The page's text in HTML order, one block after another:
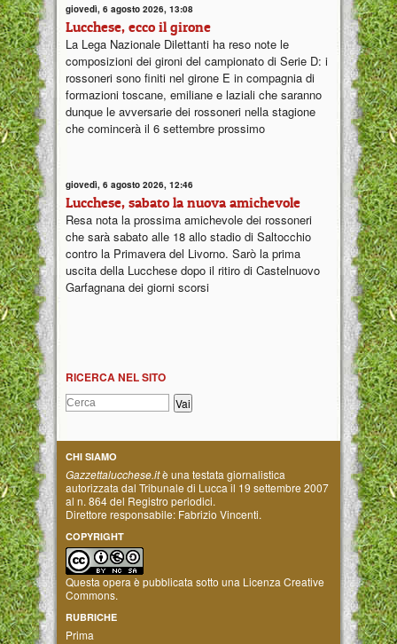
giovedì, 6 agosto 2026, 13:08
Lucchese, ecco il girone
La Lega Nazionale Dilettanti ha reso note le
composizioni dei gironi del campionato di Serie D: i
rossoneri sono finiti nel girone E in compagnia di
formazioni toscane, emiliane e laziali che saranno
dunque le avversarie dei rossoneri nella stagione
che comincerà il 6 settembre prossimo
giovedì, 6 agosto 2026, 12:46
Lucchese, sabato la nuova amichevole
Resa nota la prossima amichevole dei rossoneri
che sarà sabato alle 18 allo stadio di Saltocchio
contro la Primavera del Livorno. Sarò la prima
uscita della Lucchese dopo il ritiro di Castelnuovo
Garfagnana dei giorni scorsi
RICERCA NEL SITO
CHI SIAMO
Gazzettalucchese.itè una testata giornalistica
autorizzata dal Tribunale di Lucca il 19 settembre 2007
al n. 864 del Registro periodici.
Direttore responsabile: Fabrizio Vincenti.
COPYRIGHT
Questa opera è pubblicata sotto una Licenza Creative
Commons.
RUBRICHE
Prima